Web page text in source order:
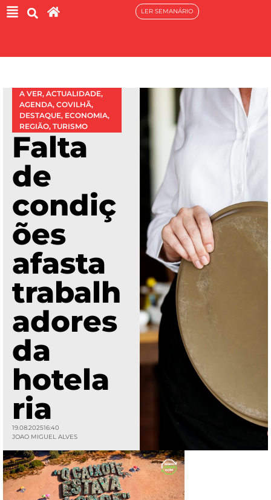
LER SEMANÁRIO
A VER, ACTUALIDADE,
AGENDA, COVILHÃ,
DESTAQUE, ECONOMIA,
REGIÃO, TURISMO
Falta
de
condiç
ões
afasta
trabalh
adores
da
hotela
ria
19.08.202516:40
JOAO MIGUEL ALVES